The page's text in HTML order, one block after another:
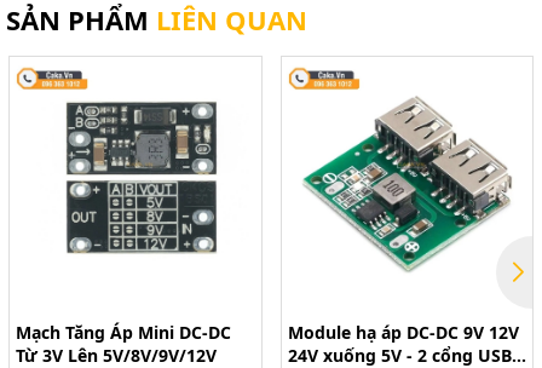
SẢN PHẨM LIÊN QUAN
Mạch Tăng Áp Mini DC-DC
Từ 3V Lên 5V/8V/9V/12V
Module hạ áp DC-DC 9V 12V
24V xuống 5V - 2 cổng USB